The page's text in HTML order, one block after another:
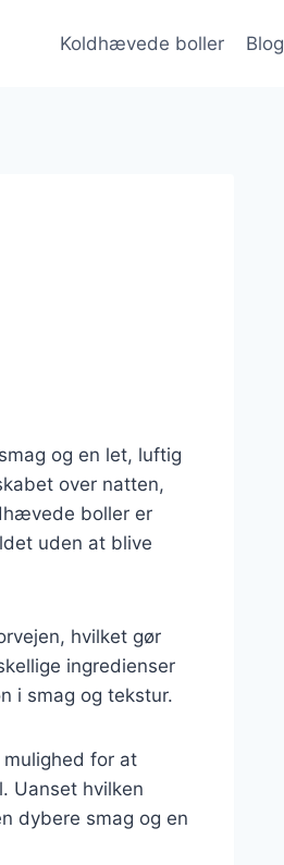
Koldhævede boller Blog
og en let, luftig
over natten,
boller er
uden at blive
hvilket gør
ingredienser
i smag og tekstur.
for at
Uanset hvilken
dybere smag og en